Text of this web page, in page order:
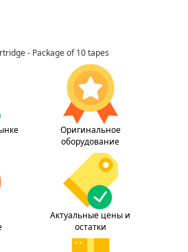
- Package of 10 tapes
Оригинальное
оборудование
Актуальные цены и
остатки